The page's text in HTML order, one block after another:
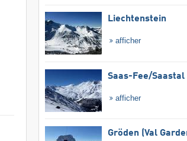
Liechtenstein
afficher
Saas-Fee/​Saastal
afficher
Gröden (Val